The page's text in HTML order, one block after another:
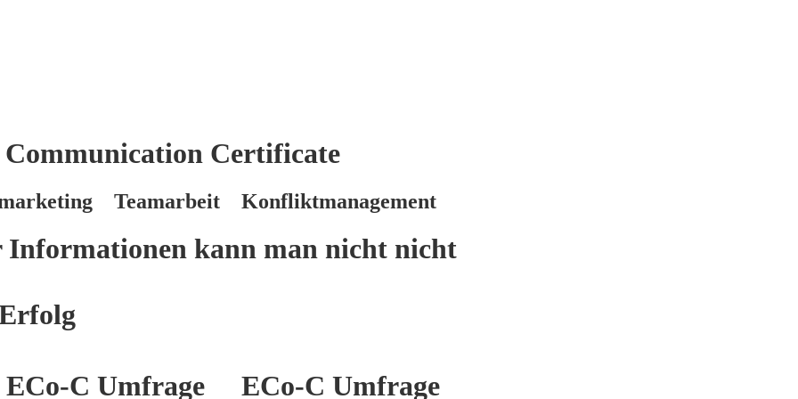
Certificate
Teamarbeit Konfliktmanagement
Informationen kann man nicht nicht
ECo-C Umfrage ECo-C Umfrage